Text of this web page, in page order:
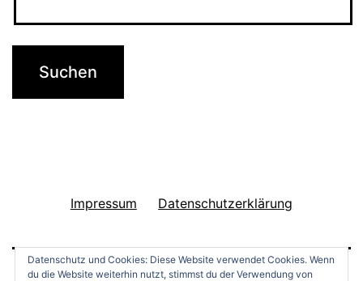
n
u
Datenschutz und Cookies: Diese Website verwendet Cookies. Wenn
du die Website weiterhin nutzt, stimmst du der Verwendung von
Impressum Datenschutzerklärung